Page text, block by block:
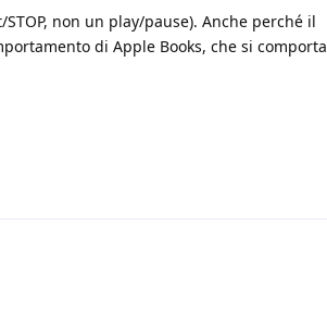
non un play/pause). Anche perché il
di Apple Books, che si comporta